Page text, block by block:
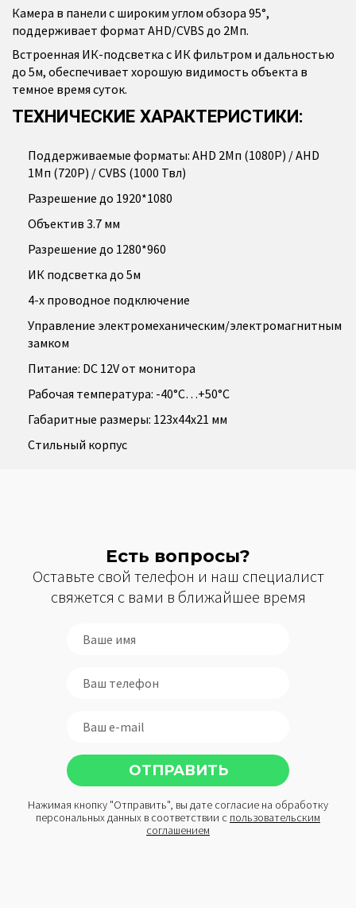
Камера в панели с широким углом обзора 95°,
поддерживает формат AHD/CVBS до 2Мп.
Встроенная ИК-подсветка с ИК фильтром и дальностью
до 5м, обеспечивает хорошую видимость объекта в
темное время суток.
ТЕХНИЧЕСКИЕ ХАРАКТЕРИСТИКИ:
Поддерживаемые форматы: AHD 2Мп (1080P) / AHD
1Мп (720P) / CVBS (1000 Твл)
Разрешение до 1920*1080
Объектив 3.7 мм
Разрешение до 1280*960
ИК подсветка до 5м
4-х проводное подключение
Управление электромеханическим/электромагнитным
замком
Питание: DC 12V от монитора
Рабочая температура: -40°С…+50°С
Габаритные размеры: 123x44x21 мм
Стильный корпус
Есть вопросы?
Оставьте свой телефон и наш специалист
свяжется с вами в ближайшее время
Нажимая кнопку "Отправить", вы дате согласие на обработку
персональных данных в соответствии с пользовательским
соглашением